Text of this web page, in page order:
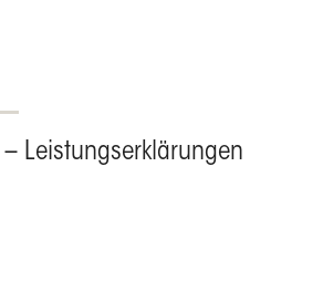
– Leistungserklärungen